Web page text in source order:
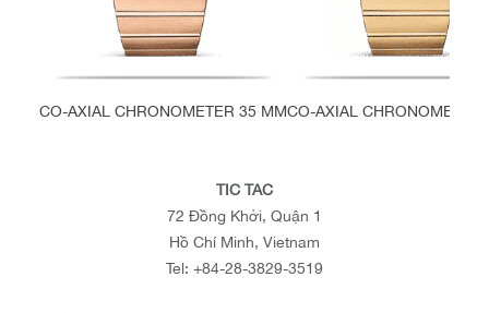
CO-AXIAL CHRONOMETER 35 MMCO-AXIAL CHRONOMETER
TIC TAC
72 Đồng Khởi, Quận 1
Hồ Chí Minh, Vietnam
Tel: +84-28-3829-3519